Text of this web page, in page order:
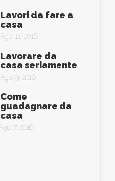
Lavori da fare a
casa
Ago 11, 2016
Lavorare da
casa seriamente
Ago 9, 2016
Come
guadagnare da
casa
Ago 7, 2016